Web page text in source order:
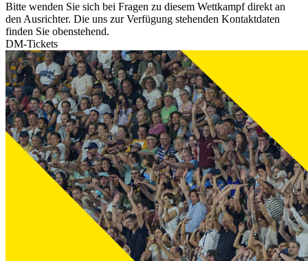
Bitte wenden Sie sich bei Fragen zu diesem Wettkampf direkt an
den Ausrichter. Die uns zur Verfügung stehenden Kontaktdaten
finden Sie obenstehend.
DM-Tickets